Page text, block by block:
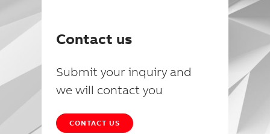
Contact us
Submit your inquiry and
we will contact you
CONTACT US